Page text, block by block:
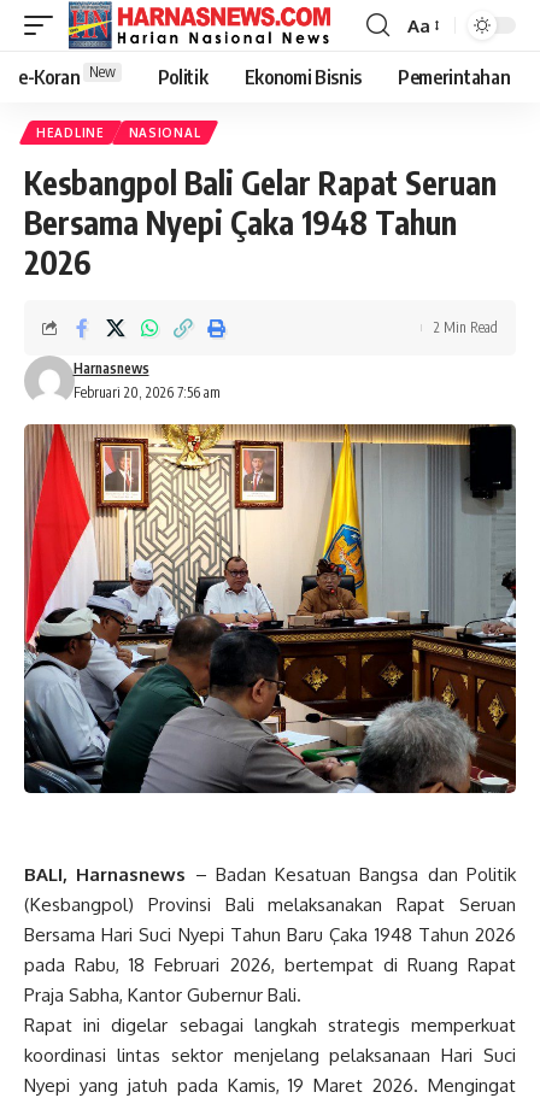
Aa
e-Koran New Politik Ekonomi Bisnis Pemerintahan
HEADLINE NASIONAL
Kesbangpol Bali Gelar Rapat Seruan
Bersama Nyepi Çaka 1948 Tahun
2026
Februari 20, 2026 7:56 am
Harnasnews
2 Min Read
BALI, Harnasnews – Badan Kesatuan Bangsa dan Politik
(Kesbangpol) Provinsi Bali melaksanakan Rapat Seruan
Bersama Hari Suci Nyepi Tahun Baru Çaka 1948 Tahun 2026
pada Rabu, 18 Februari 2026, bertempat di Ruang Rapat
Praja Sabha, Kantor Gubernur Bali.
Rapat ini digelar sebagai langkah strategis memperkuat
koordinasi lintas sektor menjelang pelaksanaan Hari Suci
Nyepi yang jatuh pada Kamis, 19 Maret 2026. Mengingat